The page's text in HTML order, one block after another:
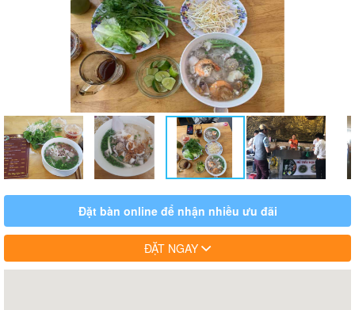
Đặt bàn online để nhận nhiều ưu đãi
ĐẶT NGAY